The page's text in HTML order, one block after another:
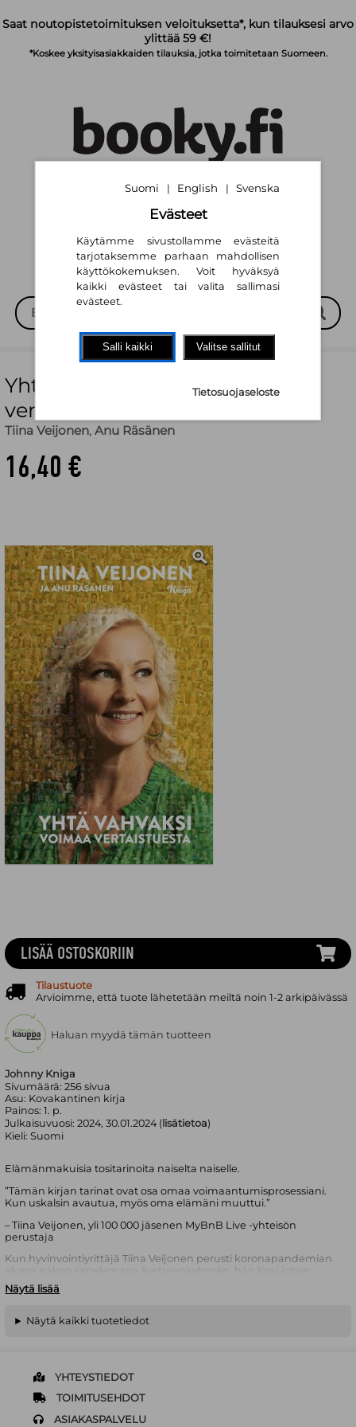
Saat noutopistetoimituksen veloituksetta*, kun tilauksesi arvo
ylittää 59 €!
*Koskee yksityisasiakkaiden tilauksia, jotka toimitetaan Suomeen.
Suomi | English | Svenska
Yhtä vahvaksi : Voimaa
vertaistuesta
Tiina Veijonen,Anu Räsänen
16,40 €
Johnny Kniga
Sivumäärä:256 sivua
Asu: Kovakantinen kirja
Painos:1. p.
Julkaisuvuosi:2024, 30.01.2024 ( lisätietoa)
Kieli:Suomi
Elämänmakuisia tositarinoita naiselta naiselle.
”Tämän kirjan tarinat ovat osa omaa voimaantumisprosessiani.
Kun uskalsin avautua, myös oma elämäni muuttui.”
– Tiina Veijonen, yli 100 000 jäsenen MyBnB Live -yhteisön
perustaja
Kun hyvinvointiyrittäjä Tiina Veijonen perusti koronapandemian
alussa pakon sanelemana livetreeniryhmän, hän löysi jotain
paljon arvokkaampaa kuin uudenlaisen bisnesmallin: aktiivisen
ja nopeasti kasvavan naisten yhteisön, jossa jaetaan ajatuksia,
Veijonen on koonnut kirjaan yhteisön naisia eniten puhuttaneet
kaikille naisille, joita muun muassa parisuhde, vanhemmuus ja
Näytä lisää
LISÄÄ OSTOSKORIIN
Tilaustuote
Arvioimme, että tuote lähetetään meiltä noin 1-2 arkipäivässä
Haluan myydä tämän tuotteen
Näytä kaikki tuotetiedot
YHTEYSTIEDOT
TOIMITUSEHDOT
ASIAKASPALVELU
Suomi | English | Svenska
Evästeet
Käytämme sivustollamme evästeitä
tarjotaksemme parhaan mahdollisen
käyttökokemuksen. Voit hyväksyä
kaikki evästeet tai valita sallimasi
evästeet.
Salli kaikki Valitse sallitut
Tietosuojaseloste